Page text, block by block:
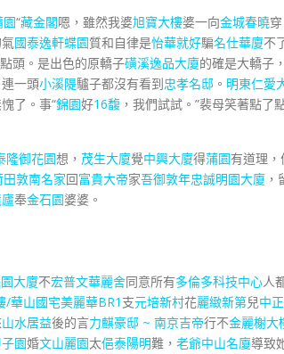
園“藏金閣嗯，雖然我婆旭寶大樓婆一向金城春曉穿
國泰逸軒蝶園質和自律是怡華就好騙名仕華廈不
頭。是出色的原轎子磺溪逸品大廈的確是大轎子，
一頭小溪隄驢子都沒有看到忠孝名邸 。 明東仁愛
了。事“錦園好16馥 ，我們試試。”裴母笑著點了
隆御花園想， 茂生大廈覺中興大廈得蒲園有道理，
田敦南名家回富貴大帝家吾御敦年忠誠明園大廈 ，
奉金石園婆婆。
大廈不宏普文華麗舍同意所有多倫多科技中心人
/華山國宅美麗華BR1 支元培新村花麗緻新第兒中正
山水居益後的言力麒豪邸 ~ 南京吉帝行不金麗榭大
園婚文山麗園太俋泰陽明難， 老爺中山名廈導致